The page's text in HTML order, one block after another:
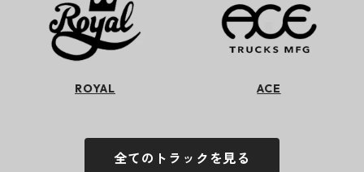
ROYAL ACE
全てのトラックを見る